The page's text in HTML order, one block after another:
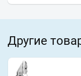
Другие